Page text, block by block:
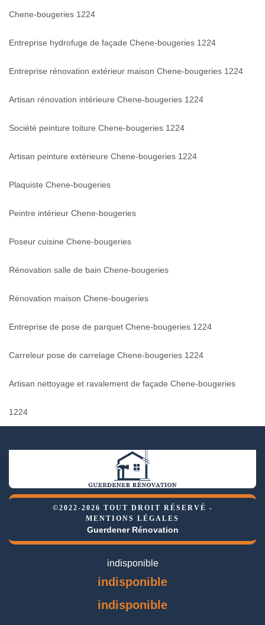
Chene-bougeries 1224
Entreprise hydrofuge de façade Chene-bougeries 1224
Entreprise rénovation extérieur maison Chene-bougeries 1224
Artisan rénovation intérieure Chene-bougeries 1224
Société peinture toiture Chene-bougeries 1224
Artisan peinture extérieure Chene-bougeries 1224
Plaquiste Chene-bougeries
Peintre intérieur Chene-bougeries
Poseur cuisine Chene-bougeries
Rénovation salle de bain Chene-bougeries
Rénovation maison Chene-bougeries
Entreprise de pose de parquet Chene-bougeries 1224
Carreleur pose de carrelage Chene-bougeries 1224
Artisan nettoyage et ravalement de façade Chene-bougeries
1224
©2022-2026 TOUT DROIT RÉSERVÉ -
MENTIONS LÉGALES
Guerdener Rénovation
indisponible
indisponible
indisponible